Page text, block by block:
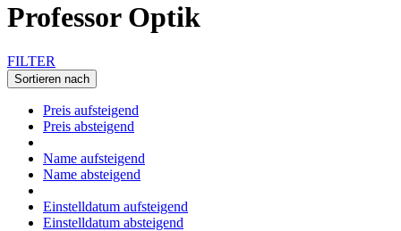
Professor Optik
FILTER
Sortieren nach
Preis aufsteigend
Preis absteigend
Name aufsteigend
Name absteigend
Einstelldatum aufsteigend
Einstelldatum absteigend